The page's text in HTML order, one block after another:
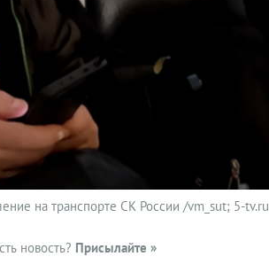
на транспорте СК России /vm_sut; 5-tv.ru
новость? Присылайте »